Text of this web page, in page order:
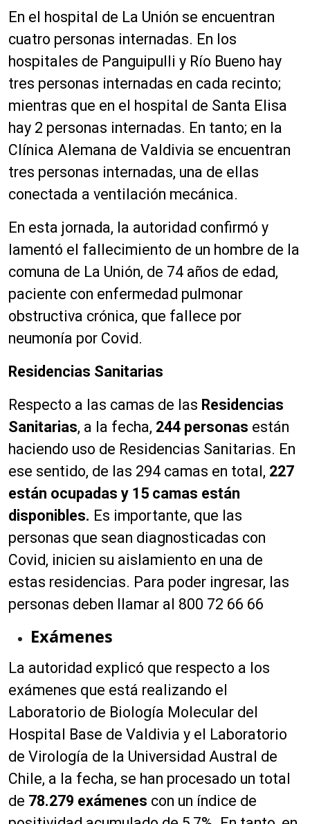
En el hospital de La Unión se encuentran
cuatro personas internadas. En los
hospitales de Panguipulli y Río Bueno hay
tres personas internadas en cada recinto;
mientras que en el hospital de Santa Elisa
hay 2 personas internadas. En tanto; en la
Clínica Alemana de Valdivia se encuentran
tres personas internadas, una de ellas
conectada a ventilación mecánica.
En esta jornada, la autoridad confirmó y
lamentó el fallecimiento de un hombre de la
comuna de La Unión, de 74 años de edad,
paciente con enfermedad pulmonar
obstructiva crónica, que fallece por
neumonía por Covid.
Residencias Sanitarias
Respecto a las camas de las Residencias
Sanitarias, a la fecha, 244 personas están
haciendo uso de Residencias Sanitarias. En
ese sentido, de las 294 camas en total, 227
están ocupadas y 15 camas están
disponibles. Es importante, que las
personas que sean diagnosticadas con
Covid, inicien su aislamiento en una de
estas residencias. Para poder ingresar, las
personas deben llamar al 800 72 66 66
Exámenes
La autoridad explicó que respecto a los
exámenes que está realizando el
Laboratorio de Biología Molecular del
Hospital Base de Valdivia y el Laboratorio
de Virología de la Universidad Austral de
Chile, a la fecha, se han procesado un total
de 78.279 exámenes con un índice de